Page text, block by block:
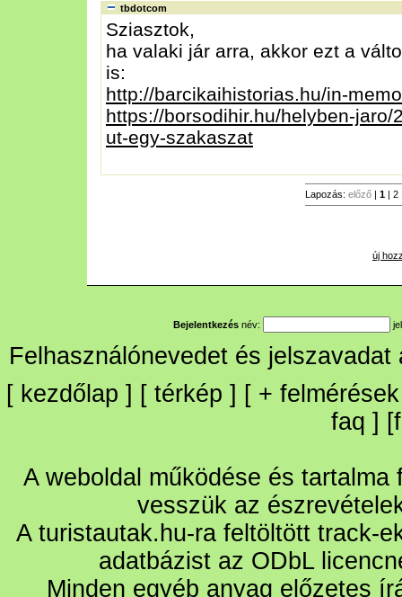
tbdotcom
Sziasztok,
ha valaki jár arra, akkor ezt a
is:
http://barcikaihistorias.hu/in-
https://borsodihir.hu/helyben-
ut-egy-szakaszat
Lapozás: előző | 1 | 2
új
Bejelentkezés név:
Felhasználónevedet és
[ kezdőlap ] [ térkép ] [ + felmérések
faq ] [
A weboldal működése és
vesszük az
A turistautak.hu-ra feltöltött track-
adatbázist az ODbL
Minden egyéb anyag előzetes